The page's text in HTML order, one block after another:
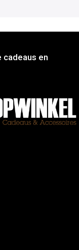
cadeaus en